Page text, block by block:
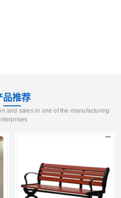
品推荐
and sales in one of the manufacturing